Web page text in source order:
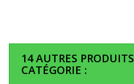
14 AUTRES
CATÉGORIE :